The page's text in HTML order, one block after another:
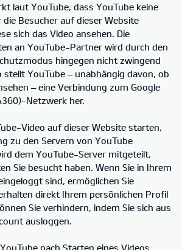
laut YouTube, dass YouTube keine
Besucher auf dieser Website
sich das Video ansehen. Die
an YouTube-Partner wird durch den
hingegen nicht zwingend
stellt YouTube – unabhängig davon, ob
– eine Verbindung zum Google
Netzwerk her.
Video auf dieser Website starten,
zu den Servern von YouTube
dem YouTube-Server mitgeteilt,
Sie besucht haben. Wenn Sie in Ihrem
sind, ermöglichen Sie
direkt Ihrem persönlichen Profil
Sie verhindern, indem Sie sich aus
ausloggen.
nach Starten eines Videos